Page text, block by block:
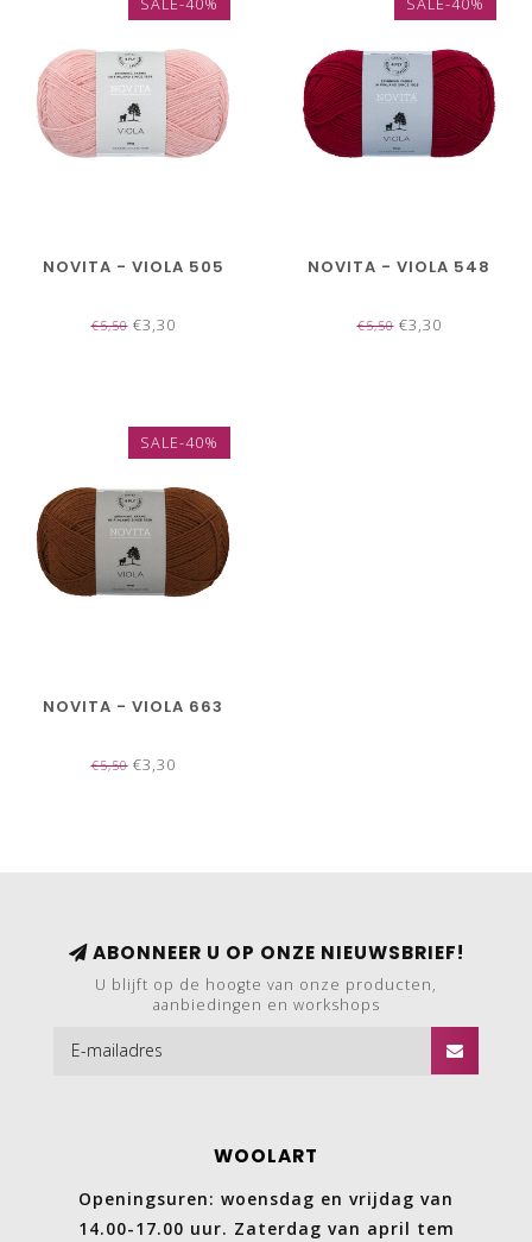
NOVITA - VIOLA 505
€5,50€3,30
NOVITA - VIOLA 548
€5,50€3,30
SALE-40%
NOVITA - VIOLA 663
€5,50€3,30
ABONNEER U OP ONZE NIEUWSBRIEF!
U blijft op de hoogte van onze producten,
aanbiedingen en workshops
WOOLART
Openingsuren: woensdag en vrijdag van
14.00-17.00 uur. Zaterdag van april tem